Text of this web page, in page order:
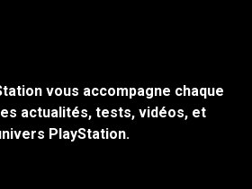
vous accompagne chaque
actualités, tests, vidéos, et
PlayStation.